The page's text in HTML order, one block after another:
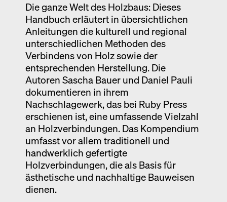
Die ganze Welt des Holzbaus: Dieses
Handbuch erläutert in übersichtlichen
Anleitungen die kulturell und regional
unterschiedlichen Methoden des
Verbindens von Holz sowie der
entsprechenden Herstellung. Die
Autoren Sascha Bauer und Daniel Pauli
dokumentieren in ihrem
Nachschlagewerk, das bei Ruby Press
erschienen ist, eine umfassende Vielzahl
an Holzverbindungen. Das Kompendium
umfasst vor allem traditionell und
handwerklich gefertigte
Holzverbindungen, die als Basis für
ästhetische und nachhaltige Bauweisen
dienen.